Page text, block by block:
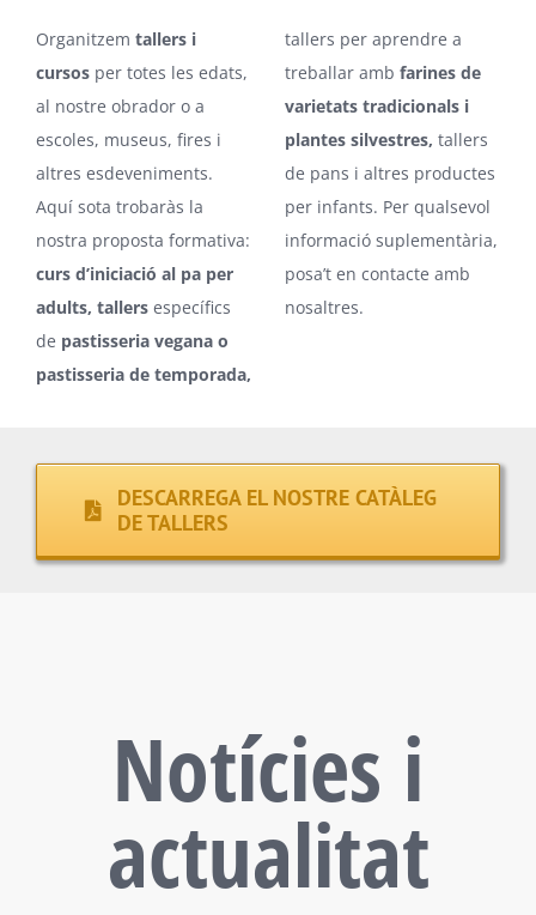
Organitzem tallers i
cursos per totes les edats,
al nostre obrador o a
escoles, museus, fires i
altres esdeveniments.
Aquí sota trobaràs la
nostra proposta formativa:
curs d’iniciació al pa per
adults, tallers específics
de pastisseria vegana o
pastisseria de temporada,
tallers per aprendre a
treballar amb farines de
varietats tradicionals i
plantes silvestres, tallers
de pans i altres productes
per infants. Per qualsevol
informació suplementària,
posa’t en contacte amb
nosaltres.
DESCARREGA EL NOSTRE CATÀLEG
DE TALLERS
Notícies i
actualitat